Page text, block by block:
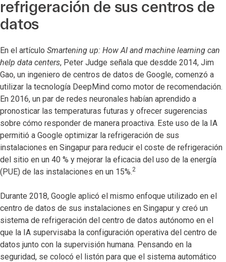
refrigeración de sus centros de
datos
En el artículo Smartening up: How AI and machine learning can
help data centers, Peter Judge señala que desdde 2014, Jim
Gao, un ingeniero de centros de datos de Google, comenzó a
utilizar la tecnología DeepMind como motor de recomendación.
En 2016, un par de redes neuronales habían aprendido a
pronosticar las temperaturas futuras y ofrecer sugerencias
sobre cómo responder de manera proactiva. Este uso de la IA
permitió a Google optimizar la refrigeración de sus
instalaciones en Singapur para reducir el coste de refrigeración
del sitio en un 40 % y mejorar la eficacia del uso de la energía
(PUE) de las instalaciones en un 15%.2
Durante 2018, Google aplicó el mismo enfoque utilizado en el
centro de datos de sus instalaciones en Singapur y creó un
sistema de refrigeración del centro de datos autónomo en el
que la IA supervisaba la configuración operativa del centro de
datos junto con la supervisión humana. Pensando en la
seguridad, se colocó el listón para que el sistema automático